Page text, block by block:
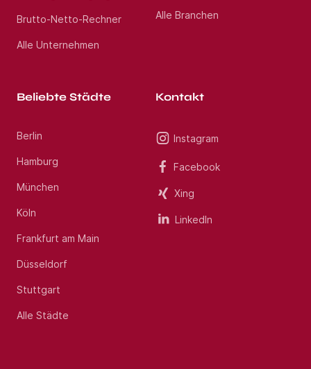
Brutto-Netto-Rechner
Alle Unternehmen
Alle Branchen
Beliebte Städte
Berlin
Hamburg
München
Köln
Frankfurt am Main
Düsseldorf
Stuttgart
Alle Städte
Kontakt
Instagram
Facebook
Xing
LinkedIn